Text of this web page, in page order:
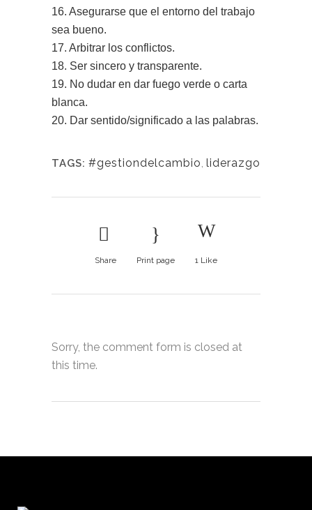
16. Asegurarse que el entorno del trabajo
sea bueno.
17. Arbitrar los conflictos.
18. Ser sincero y transparente.
19. No dudar en dar fuego verde o carta
blanca.
20. Dar sentido/significado a las palabras.
TAGS: #gestiondelcambio, liderazgo
Share Print page 1 Like
Sorry, the comment form is closed at
this time.